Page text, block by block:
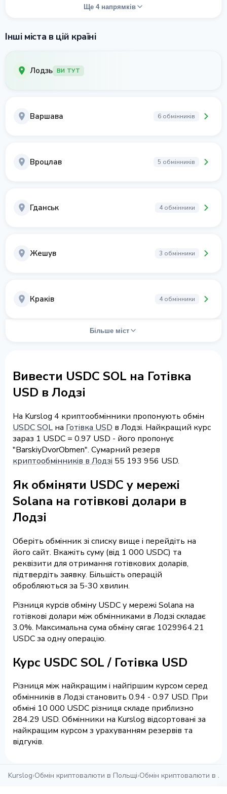
Ще 4 напрямків
Інші міста в цій країні
Лодзь ВИ ТУТ
Варшава 6 обмінників
Вроцлав 5 обмінників
Гданськ 4 обмінники
Жешув 3 обмінники
Краків 4 обмінники
Більше міст
Вивести USDC SOL на Готівка
USD в Лодзі
На Kurslog 4 криптообмінники пропонують обмін
USDC SOL на Готівка USD в Лодзі. Найкращий курс
зараз 1 USDC = 0.97 USD - його пропонує
"BarskiyDvorObmen". Сумарний резерв
криптообмінників в Лодзі 55 193 956 USD.
Як обміняти USDC у мережі
Solana на готівкові долари в
Лодзі
Оберіть обмінник зі списку вище і перейдіть на
його сайт. Вкажіть суму (від 1 000 USDC) та
реквізити для отримання готівкових доларів,
підтвердіть заявку. Більшість операцій
обробляються за 5-30 хвилин.
Різниця курсів обміну USDC у мережі Solana на
готівкові долари між обмінниками в Лодзі складає
3.0%. Максимальна сума обміну сягає 1029964.21
USDC за одну операцію.
Курс USDC SOL / Готівка USD
Різниця між найкращим і найгіршим курсом серед
обмінників в Лодзі становить 0.94 - 0.97 USD. При
обміні 10 000 USDC різниця складе приблизно
284.29 USD. Обмінники на Kurslog відсортовані за
найкращим курсом з урахуванням резервів та
відгуків.
Kurslog›Обмін криптовалюти в Польщі›Обмін криптовалюти в